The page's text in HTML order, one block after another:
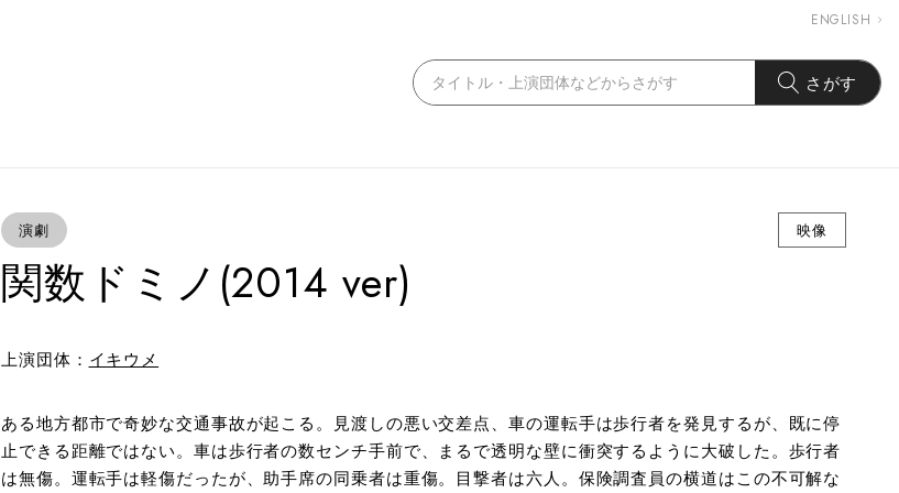
ENGLISH
さがす
演劇 映像
関数ドミノ(2014 ver)
上演団体： イキウメ
ある地方都市で奇妙な交通事故が起こる。見渡しの悪い交差点、車の運転手は歩行者を発見するが、既に停
止できる距離ではない。車は歩行者の数センチ手前で、まるで透明な壁に衝突するように大破した。歩行者
は無傷。運転手は軽傷だったが、助手席の同乗者は重傷。目撃者は六人。保険調査員の横道はこの不可解な